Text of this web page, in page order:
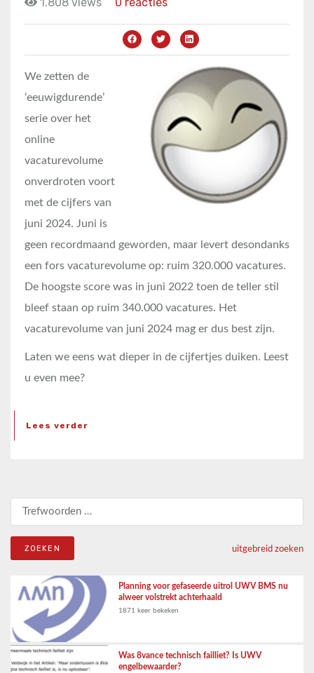
We zetten de
‘eeuwigdurende’
serie over het
online
vacaturevolume
onverdroten voort
met de cijfers van
juni 2024. Juni is
geen recordmaand geworden, maar levert desondanks
een fors vacaturevolume op: ruim 320.000 vacatures.
De hoogste score was in juni 2022 toen de teller stil
bleef staan op ruim 340.000 vacatures. Het
vacaturevolume van juni 2024 mag er dus best zijn.
Laten we eens wat dieper in de cijfertjes duiken. Leest
u even mee?
Lees verder
Zoeken naar:
uitgebreid zoeken
Planning voor gefaseerde uitrol UWV BMS nu
alweer volstrekt achterhaald
1871 keer bekeken
Was 8vance technisch failliet? Is UWV
engelbewaarder?